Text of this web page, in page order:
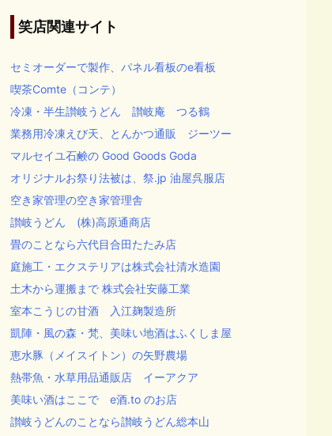
笑店関連サイト
セミオーダーで製作、パネル看板のe看板
喫茶Comte（コンテ）
冷凍・半生讃岐うどん 讃岐庵 つる鶴
業務用冷凍えび天、とんかつ通販 ジーツー
マルセイユ石鹸の Good Goods Goda
オリジナルお祭り法被は、祭.jp 油屋呉服店
空き家管理の空き家管理舎
讃岐うどん (株)高原通商店
畳のことなら六代目合田たたみ店
庭施工・エクステリアは株式会社清水造園
土木から運搬まで 株式会社安藤工業
室本こうじの甘酒 入江麹製造所
凱陣・風の森・梵、美味い地酒はふくしま屋
恵水豚（メイスイトン）の矢野農場
熱帯魚・水草用品通販店 イーアクア
美味い酒はここで e酒.to のお店
讃岐うどんのことなら讃岐うどん総本山